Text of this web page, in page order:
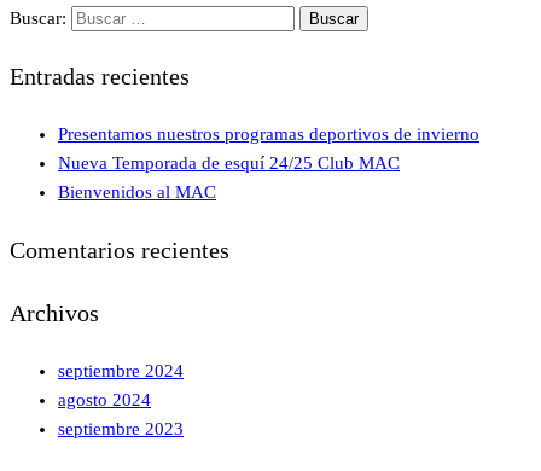
Buscar:
Entradas recientes
Presentamos nuestros programas deportivos de invierno
Nueva Temporada de esquí 24/25 Club MAC
Bienvenidos al MAC
Comentarios recientes
Archivos
septiembre 2024
agosto 2024
septiembre 2023